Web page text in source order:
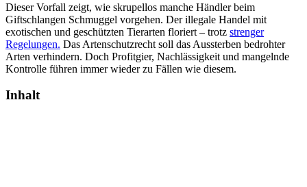
Dieser Vorfall zeigt, wie skrupellos manche Händler beim
Giftschlangen Schmuggel vorgehen. Der illegale Handel mit
exotischen und geschützten Tierarten floriert – trotz strenger
Regelungen. Das Artenschutzrecht soll das Aussterben bedrohter
Arten verhindern. Doch Profitgier, Nachlässigkeit und mangelnde
Kontrolle führen immer wieder zu Fällen wie diesem.
Inhalt